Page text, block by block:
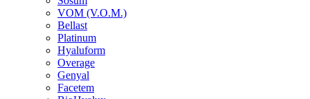
VOM (V.O.M.)
Bellast
Platinum
Hyaluform
Overage
Genyal
Facetem